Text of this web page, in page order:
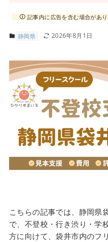
記事内に広告を含む場合があ
静岡県 2026年8月1日
こちらの記事では、静岡県
で、不登校・行き渋り・学
方に向けて、袋井市内のフ